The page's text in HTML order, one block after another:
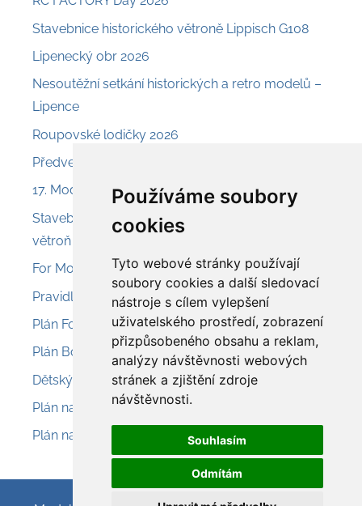
Používáme soubory
cookies
Tyto webové stránky používají
soubory cookies a další sledovací
nástroje s cílem vylepšení
uživatelského prostředí, zobrazení
přizpůsobeného obsahu a reklam,
analýzy návštěvnosti webových
stránek a zjištění zdroje
návštěvnosti.
Souhlasím
Odmítám
Stavebnice historického větroně Lippisch G108
Lipenecký obr 2026
Nesoutěžní setkání historických a retro modelů –
Lipence
Roupovské lodičky 2026
Předveď a prodej – Nesvačily
17. Model Air Show Chroust
Stavebnice Aroso 225 – svahový akrobatický
větroň
For Model 2026 – Olomouc
Pravidla pro provoz modelů 2026
Plán Fokker D.VIIII
Plán Boeing L-15 Scout
Dětský modelářský den – letiště Sobínka
Plán na menší eletrolet Cloud Buster
Plán na malý RC model ABC Robin